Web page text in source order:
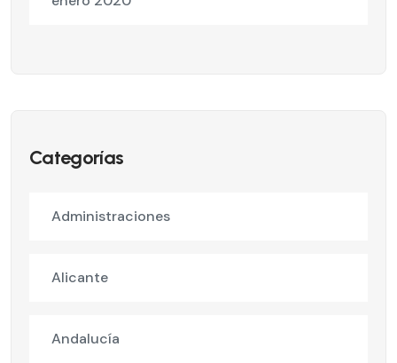
Categorías
Administraciones
Alicante
Andalucía